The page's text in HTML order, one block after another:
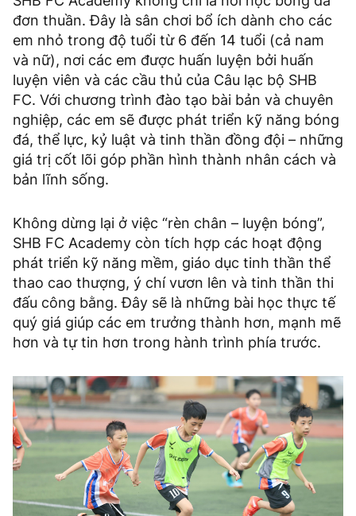
đơn thuần. Đây là sân chơi bổ ích dành cho các
em nhỏ trong độ tuổi từ 6 đến 14 tuổi (cả nam
và nữ), nơi các em được huấn luyện bởi huấn
luyện viên và các cầu thủ của Câu lạc bộ SHB
FC. Với chương trình đào tạo bài bản và chuyên
nghiệp, các em sẽ được phát triển kỹ năng bóng
đá, thể lực, kỷ luật và tinh thần đồng đội – những
giá trị cốt lõi góp phần hình thành nhân cách và
bản lĩnh sống.
Không dừng lại ở việc “rèn chân – luyện bóng”,
SHB FC Academy còn tích hợp các hoạt động
phát triển kỹ năng mềm, giáo dục tinh thần thể
thao cao thượng, ý chí vươn lên và tinh thần thi
đấu công bằng. Đây sẽ là những bài học thực tế
quý giá giúp các em trưởng thành hơn, mạnh mẽ
hơn và tự tin hơn trong hành trình phía trước.